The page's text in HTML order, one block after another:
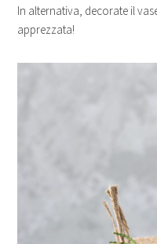
In alternativa, decorate il
apprezzata!